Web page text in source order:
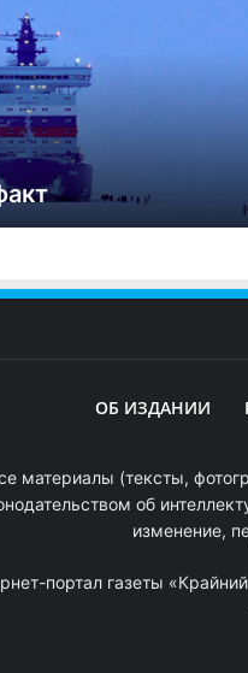
ОБ ИЗДАНИИ
материалы (тексты,
об
изменение,
портал газеты